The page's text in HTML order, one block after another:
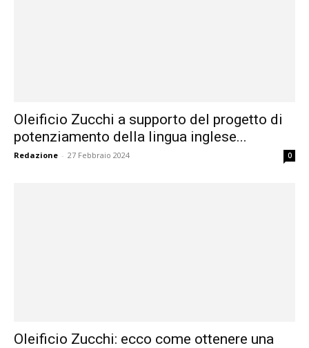
Oleificio Zucchi a supporto del progetto di
potenziamento della lingua inglese...
Redazione - 27 Febbraio 2024 0
Oleificio Zucchi: ecco come ottenere una